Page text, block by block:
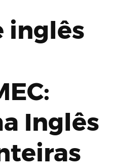
inglês
Inglês